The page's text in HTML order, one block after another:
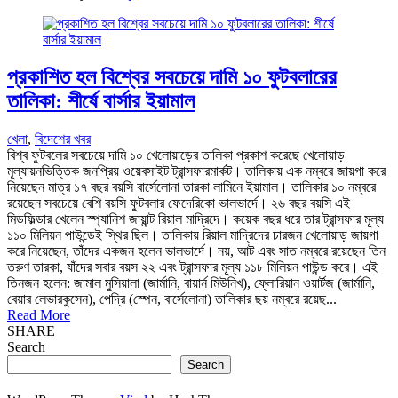
প্রকাশিত হল বিশ্বের সবচেয়ে দামি ১০ ফুটবলারের
তালিকা: শীর্ষে বার্সার ইয়ামাল
খেলা, বিদেশের খবর
বিশ্ব ফুটবলের সবচেয়ে দামি ১০ খেলোয়াড়ের তালিকা প্রকাশ করেছে খেলোয়াড়
মূল্যায়নভিত্তিক জনপ্রিয় ওয়েবসাইট ট্রান্সফারমার্কট। তালিকায় এক নম্বরে জায়গা করে
নিয়েছেন মাত্র ১৭ বছর বয়সি বার্সেলোনা তারকা লামিনে ইয়ামাল। তালিকার ১০ নম্বরে
রয়েছেন সবচেয়ে বেশি বয়সি ফুটবলার ফেদেরিকো ভালভার্দে। ২৬ বছর বয়সি এই
মিডফিল্ডার খেলেন স্প্যানিশ জায়ান্ট রিয়াল মাদ্রিদে। কয়েক বছর ধরে তার ট্রান্সফার মূল্য
১১০ মিলিয়ন পাউন্ডেই স্থির ছিল। তালিকায় রিয়াল মাদ্রিদের চারজন খেলোয়াড় জায়গা
করে নিয়েছেন, তাঁদের একজন হলেন ভালভার্দে। নয়, আট এবং সাত নম্বরে রয়েছেন তিন
তরুণ তারকা, যাঁদের সবার বয়স ২২ এবং ট্রান্সফার মূল্য ১১৮ মিলিয়ন পাউন্ড করে। এই
তিনজন হলেন: জামাল মুসিয়ালা (জার্মানি, বায়ার্ন মিউনিখ), ফ্লোরিয়ান ওয়ার্টজ (জার্মানি,
বেয়ার লেভারকুসেন), পেদ্রি (স্পেন, বার্সেলোনা) তালিকার ছয় নম্বরে রয়েছ...
Read More
SHARE
Search
Search